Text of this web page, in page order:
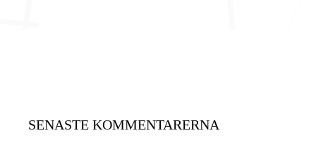
SENASTE KOMMENTARERNA